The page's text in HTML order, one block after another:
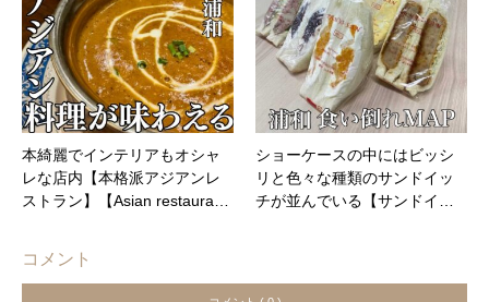
本綺麗でインテリアもオシャ
レな店内【本格派アジアンレ
ストラン】【Asian restaura…
ショーケースの中にはビッシ
リと色々な種類のサンドイッ
チが並んでいる【サンドイ…
コメント